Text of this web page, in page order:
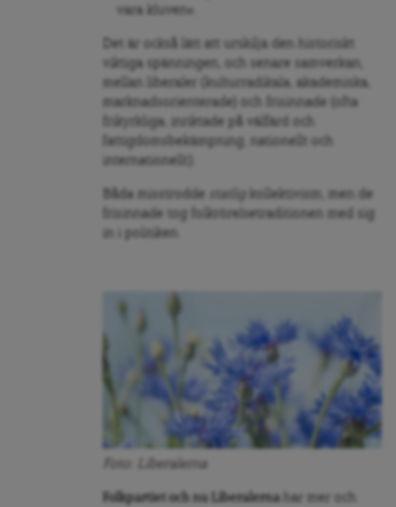
vara kluven«.
Det är också lätt att urskilja den historiskt
viktiga spänningen, och senare samverkan,
mellan liberaler (kulturradikala, akademiska,
marknadsorienterade) och frisinnade (ofta
frikyrkliga, inriktade på välfärd och
fattigdomsbekämpning, nationellt och
internationellt).
Båda misstrodde statlig
kollektivism, men de
frisinnade tog folkrörelsetraditionen med sig
in i politiken.
Foto: Liberalerna
Folkpartiet och nu Liberalerna
har mer och